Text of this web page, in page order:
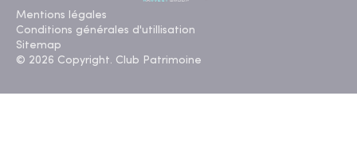
Mentions légales
Conditions générales d'utillisation
Sitemap
© 2026 Copyright. Club Patrimoine